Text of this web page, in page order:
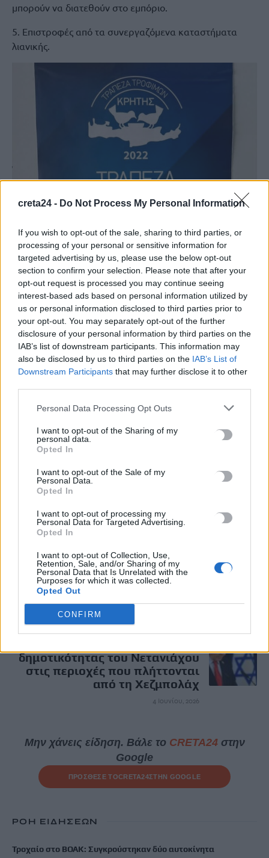
creta24 - Do Not Process My Personal Information
If you wish to opt-out of the sale, sharing to third parties, or
processing of your personal or sensitive information for
targeted advertising by us, please use the below opt-out
section to confirm your selection. Please note that after your
opt-out request is processed you may continue seeing
interest-based ads based on personal information utilized by
us or personal information disclosed to third parties prior to
your opt-out. You may separately opt-out of the further
disclosure of your personal information by third parties on the
IAB’s list of downstream participants. This information may
also be disclosed by us to third parties on the IAB’s List of
Downstream Participants that may further disclose it to other
Personal Data Processing Opt Outs
I want to opt-out of the Sharing of my
personal data.
Opted In
I want to opt-out of the Sale of my
Personal Data.
Opted In
I want to opt-out of processing my
Personal Data for Targeted Advertising.
Opted In
I want to opt-out of Collection, Use,
Retention, Sale, and/or Sharing of my
Personal Data that Is Unrelated with the
Purposes for which it was collected.
Opted Out
CONFIRM
μπορούν να διατεθούν στο εμπόριο.
5. Επιστροφές από τα συνεργαζόμενα καταστήματα
λιανικής.
ΔΕΕΠ ΗΡΑΚΛΕΙΟΥ
ΠΡΟΗΓΟΎΜΕΝΟ
Το όνομα του Νίκου Ταγαρά
νομοσχεδίου για τον Κώδικα
Χωροταξίας-Πολεοδομίας
4 Ιουνίου, 2026
δημοτικότητας του Νετανιάχου
στις περιοχές που πλήττονται
από τη Χεζμπολάχ
4 Ιουνίου, 2026
Μην χάνεις είδηση. Βάλε το CRETA24στην
Google
ΠΡΟΣΘΕΣΕ ΤΟCRETA24ΣΤΗΝ GOOGLE
ΡΟΗ ΕΙΔΗΣΕΩΝ
Τροχαίο στο ΒΟΑΚ: Συγκρούστηκαν δύο αυτοκίνητα